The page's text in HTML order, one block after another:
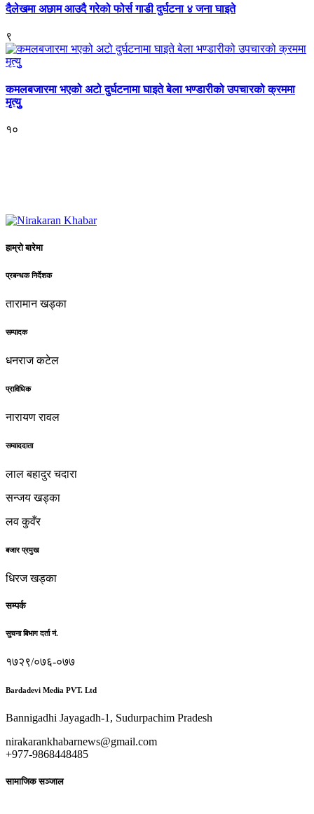
दैलेखमा अछाम आउदै गरेको फोर्स गाडी दुर्घटना ४ जना घाइते
९
कमलबजारमा भएको अटो दुर्घटनामा घाइते बेला भण्डारीको उपचारको क्रममा
मृत्युु
१०
हाम्रो बारेमा
प्रबन्धक निर्देशक
तारामान खड्का
सम्पादक
धनराज कटेल
प्राविधिक
नारायण रावल
सम्वाददाता
लाल बहादुर चदारा
सन्जय खड्का
लव कुवँर
बजार प्रमुख
धिरज खड्का
सम्पर्क
सुचना बिभाग दर्ता नं.
१७२९/०७६-०७७
Bardadevi Media PVT. Ltd
Bannigadhi Jayagadh-1, Sudurpachim Pradesh
nirakarankhabarnews@gmail.com
+977-9868448485
सामाजिक सञ्जाल